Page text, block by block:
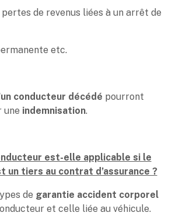
pertes de revenus liées à un arrêt de
etc.
conducteur décédé pourront
une indemnisation.
est-elle applicable si le
un tiers au contrat d’assurance ?
de garantie accident corporel
et celle liée au véhicule.